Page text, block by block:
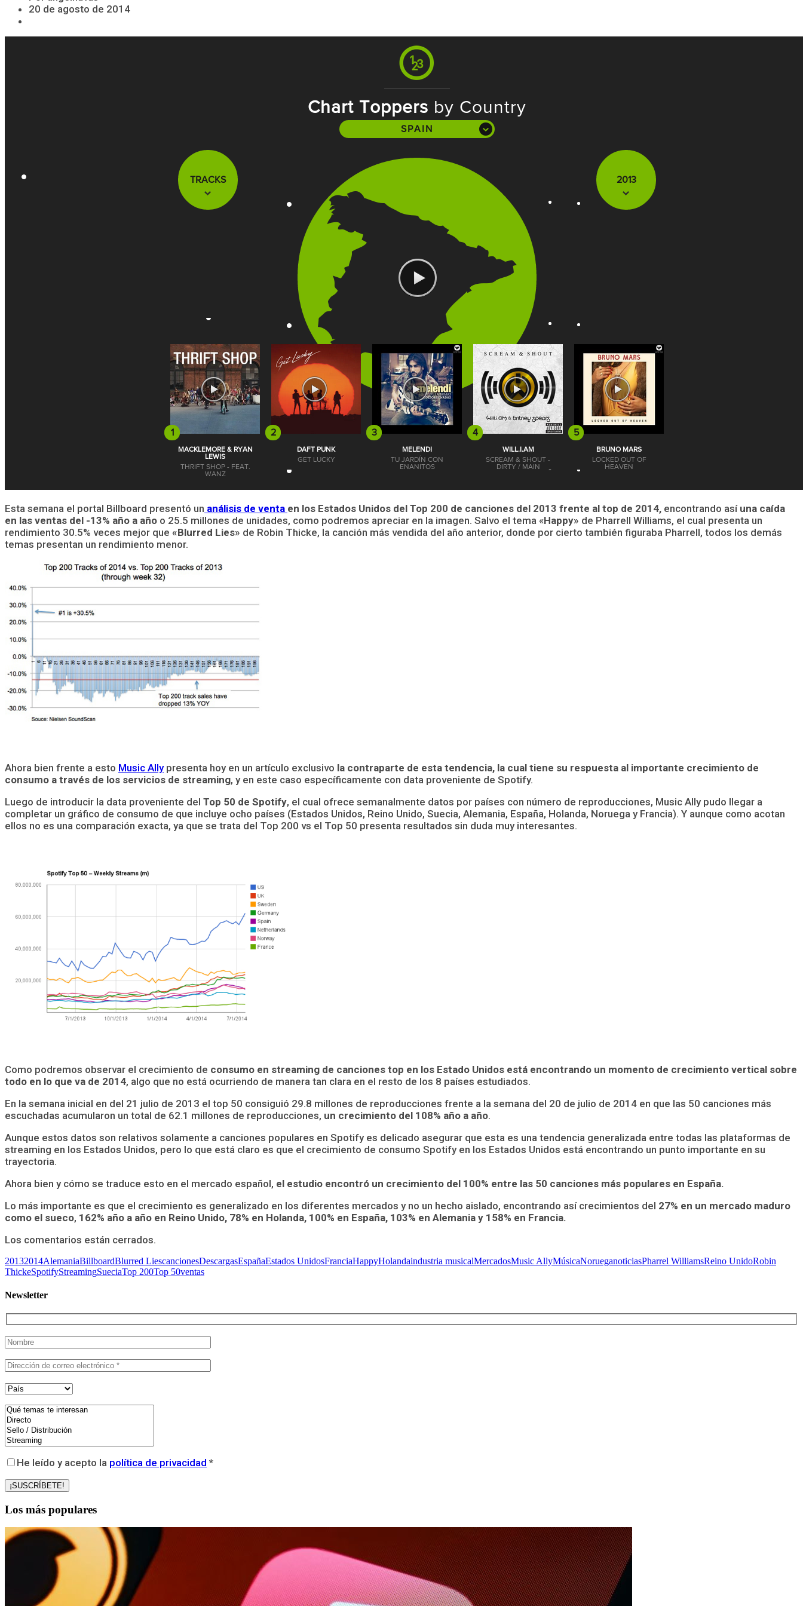
20 de agosto de 2014
Esta semana el portal Billboard presentó un análisis de venta en los Estados Unidos del Top 200 de canciones del 2013 frente al top de 2014, encontrando así una caída
en las ventas del -13% año a año o 25.5 millones de unidades, como podremos apreciar en la imagen. Salvo el tema «Happy» de Pharrell Williams, el cual presenta un
rendimiento 30.5% veces mejor que «Blurred Lies» de Robin Thicke, la canción más vendida del año anterior, donde por cierto también figuraba Pharrell, todos los demás
temas presentan un rendimiento menor.
Ahora bien frente a esto Music Allypresenta hoy en un artículo exclusivo la contraparte de esta tendencia, la cual tiene su respuesta al importante crecimiento de
consumo a través de los servicios de streaming, y en este caso específicamente con data proveniente de Spotify.
Luego de introducir la data proveniente del Top 50 de Spotify, el cual ofrece semanalmente datos por países con número de reproducciones, Music Ally pudo llegar a
completar un gráfico de consumo de que incluye ocho países (Estados Unidos, Reino Unido, Suecia, Alemania, España, Holanda, Noruega y Francia). Y aunque como acotan
ellos no es una comparación exacta, ya que se trata del Top 200 vs el Top 50 presenta resultados sin duda muy interesantes.
Como podremos observar el crecimiento de consumo en streaming de canciones top en los Estado Unidos está encontrando un momento de crecimiento vertical sobre
todo en lo que va de 2014, algo que no está ocurriendo de manera tan clara en el resto de los 8 países estudiados.
En la semana inicial en del 21 julio de 2013 el top 50 consiguió 29.8 millones de reproducciones frente a la semana del 20 de julio de 2014 en que las 50 canciones más
escuchadas acumularon un total de 62.1 millones de reproducciones, un crecimiento del 108% año a año.
Aunque estos datos son relativos solamente a canciones populares en Spotify es delicado asegurar que esta es una tendencia generalizada entre todas las plataformas de
streaming en los Estados Unidos, pero lo que está claro es que el crecimiento de consumo Spotify en los Estados Unidos está encontrando un punto importante en su
trayectoria.
Ahora bien y cómo se traduce esto en el mercado español, el estudio encontró un crecimiento del 100% entre las 50 canciones más populares en España.
Lo más importante es que el crecimiento es generalizado en los diferentes mercados y no un hecho aislado, encontrando así crecimientos del 27% en un mercado maduro
como el sueco, 162% año a año en Reino Unido, 78% en Holanda, 100% en España, 103% en Alemania y 158% en Francia.
Los comentarios están cerrados.
20132014AlemaniaBillboardBlurred LiescancionesDescargasEspañaEstados UnidosFranciaHappyHolandaindustria musicalMercadosMusic AllyMúsicaNorueganoticiasPharrel WilliamsReino UnidoRobin
ThickeSpotifyStreamingSueciaTop 200Top 50ventas
Newsletter
He leído y acepto la política de privacidad *
Los más populares